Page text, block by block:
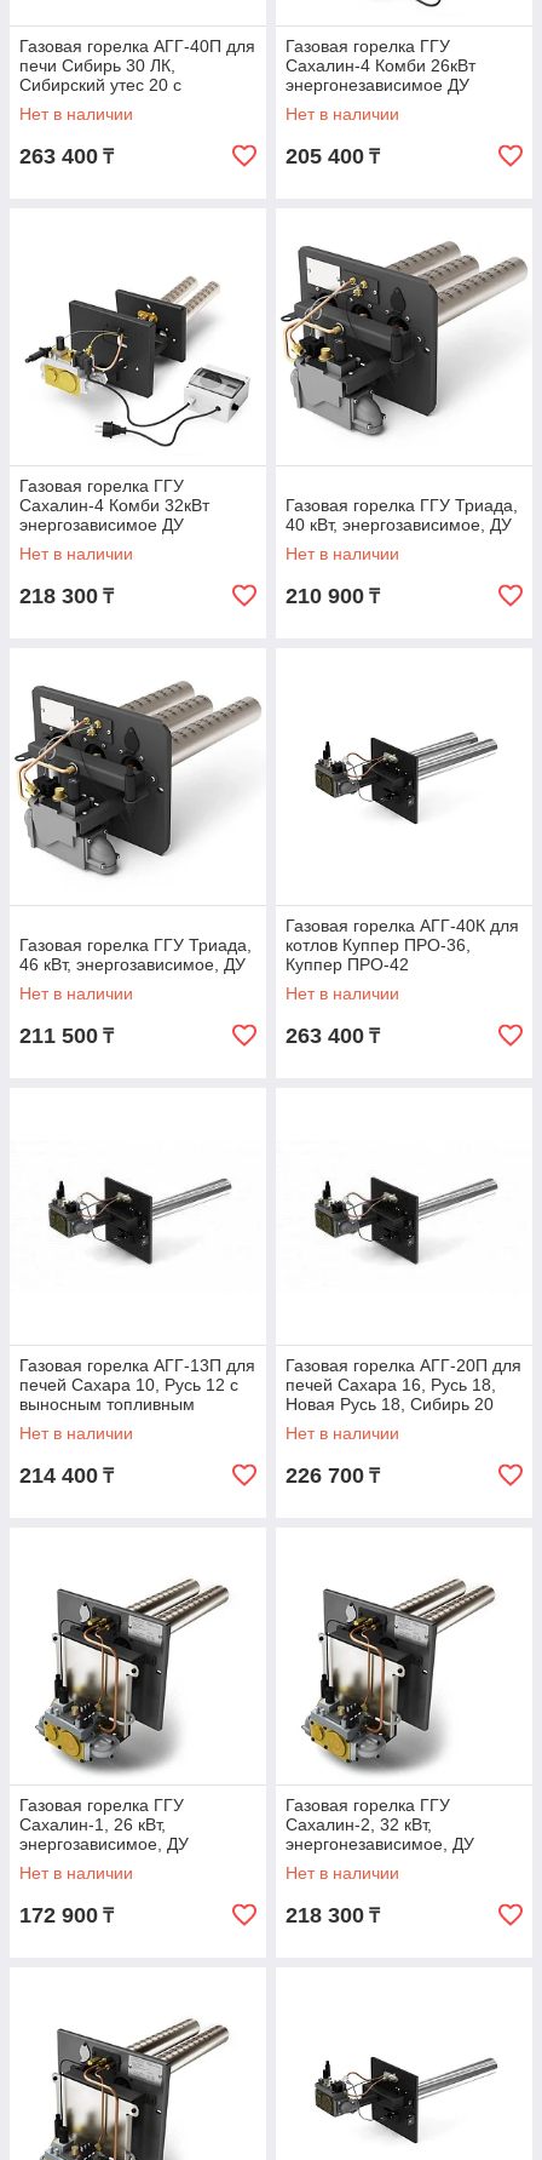
Газовая горелка АГГ-40П для
печи Сибирь 30 ЛК,
Сибирский утес 20 с
выносным топливным
каналом
Нет в наличии
263 400 ₸
Газовая горелка ГГУ
Сахалин-4 Комби 26кВт
энергонезависимое ДУ
Нет в наличии
205 400 ₸
Газовая горелка ГГУ
Сахалин-4 Комби 32кВт
энергозависимое ДУ
Нет в наличии
218 300 ₸
Газовая горелка ГГУ Триада,
40 кВт, энергозависимое, ДУ
Нет в наличии
210 900 ₸
Газовая горелка ГГУ Триада,
46 кВт, энергозависимое, ДУ
Нет в наличии
211 500 ₸
Газовая горелка АГГ-40К для
котлов Куппер ПРО-36,
Куппер ПРО-42
Нет в наличии
263 400 ₸
Газовая горелка АГГ-13П для
печей Сахара 10, Русь 12 с
выносным топливным
каналом
Нет в наличии
214 400 ₸
Газовая горелка АГГ-20П для
печей Сахара 16, Русь 18,
Новая Русь 18, Сибирь 20
Нет в наличии
226 700 ₸
Газовая горелка ГГУ
Сахалин-1, 26 кВт,
энергозависимое, ДУ
Нет в наличии
172 900 ₸
Газовая горелка ГГУ
Сахалин-2, 32 кВт,
энергонезависимое, ДУ
Нет в наличии
218 300 ₸